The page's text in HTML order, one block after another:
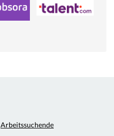
Arbeitssuchende